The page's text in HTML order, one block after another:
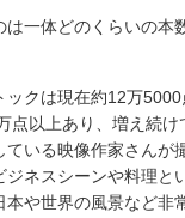
一体どのくらいの本
クは現在約12万5000
点以上あり、増え続
いる映像作家さんが
ジネスシーンや料理と
本や世界の風景など非